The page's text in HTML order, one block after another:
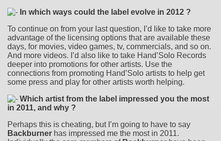
In which ways could the label evolve in 2012 ?
To continue on from your last question, I’d like to take more
advantage of the licensing options that are available these
days, for movies, video games, tv, commercials, and so on.
And more videos. I’d also like to take Hand’Solo Records
deeper into promotions for other artists. Use the
connections from promoting Hand’Solo artists to help get
some press and play for other artists worth helping.
Which artist from the label impressed you the most
in 2011, and why ?
Perhaps this is cheating, but I’m going to have to say
Backburner has impressed me the most in 2011.